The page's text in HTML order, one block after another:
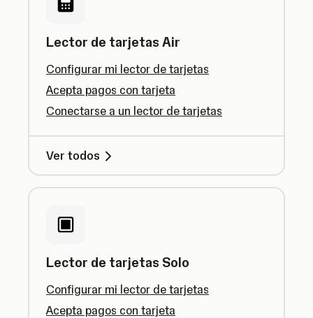
Lector de tarjetas Air
Configurar mi lector de tarjetas
Acepta pagos con tarjeta
Conectarse a un lector de tarjetas
Ver todos
Lector de tarjetas Solo
Configurar mi lector de tarjetas
Acepta pagos con tarjeta